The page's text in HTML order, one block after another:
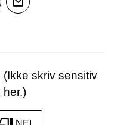
(Ikke skriv sensitiv
her.)